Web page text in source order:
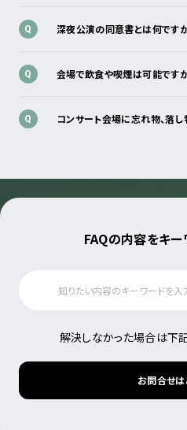
Q 深夜公演の同意書とは何です
Q 会場で飲食や喫煙は可能です
Q コンサート会場に忘れ物、落し
FAQの内容をキ
解決しなかった場合は下
お問合せは